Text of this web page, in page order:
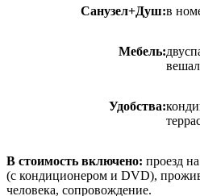
Санузел+Душ:в
Мебель:
Удобства:
В стоимость включено: проезд
(с кондиционером и DVD),
человека, сопровождение.